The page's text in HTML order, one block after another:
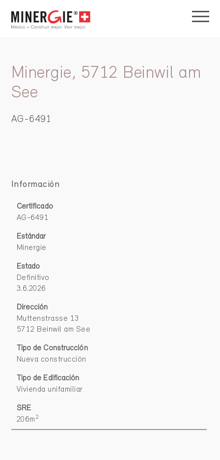
Minergie, 5712 Beinwil am
See
AG-6491
Información
Certificado
AG-6491
Estándar
Minergie
Estado
Definitivo
3.6.2026
Dirección
Muttenstrasse 13
5712 Beinwil am See
Tipo de Construcción
Nueva construcción
Tipo de Edificación
Vivienda unifamiliar
SRE
206m 2